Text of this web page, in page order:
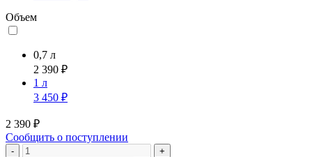
Объем
0,7 л
2 390 ₽
1 л
3 450 ₽
2 390 ₽
Сообщить о поступлении
- +